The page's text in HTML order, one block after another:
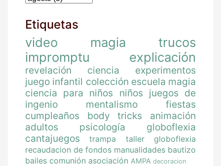
Etiquetas
video magia
trucos
impromptu
explicación
revelación ciencia
experimentos
juego infantil colección escuela magia
ciencia para niños
niños juegos de
ingenio
mentalismo
fiestas
cumpleaños
body tricks
animación
adultos
psicología
globoflexia
cantajuegos
trampa
taller globoflexia
recaudacion de fondos manualidades bautizo
bailes comunión asociación AMPA decoracion